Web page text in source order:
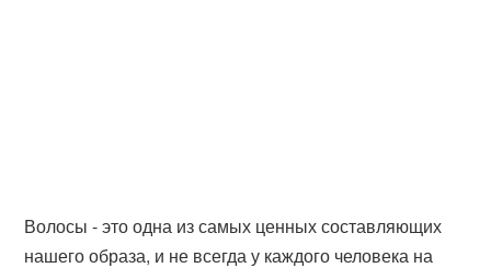
Волосы - это одна из самых ценных составляющих
нашего образа, и не всегда у каждого человека на